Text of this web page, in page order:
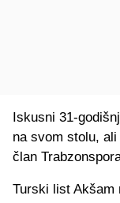
Iskusni 31-
na svom stolu,
član
Turski list Akšam